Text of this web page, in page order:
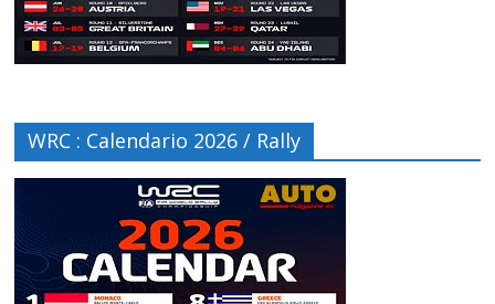
WRC : Calendario 2026 / Rally